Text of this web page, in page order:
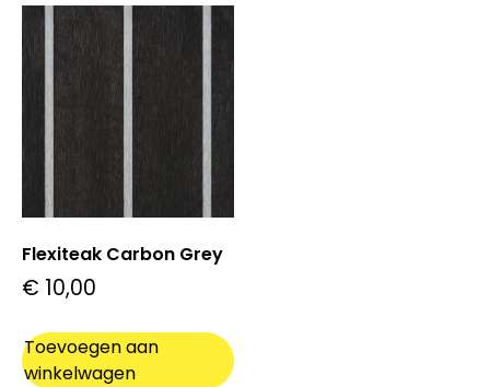
Flexiteak Carbon Grey
€ 10,00
Toevoegen aan
winkelwagen